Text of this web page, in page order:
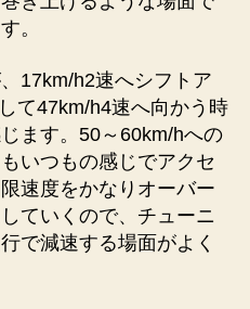
。
17km/h2速へシフトア
て47km/h4速へ向かう時
ます。50～60km/hへの
いつもの感じでアクセ
速度をかなりオーバー
ていくので、チューニ
で減速する場面がよく